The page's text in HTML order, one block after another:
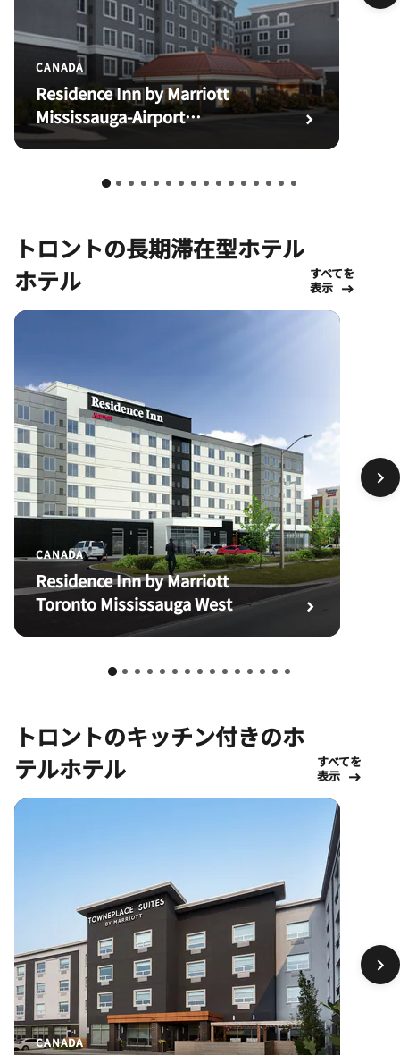
CANADA
Residence Inn by Marriott
Mississauga-Airport
Corporate Centre West
トロントの長期滞在型ホテル
ホテル
すべてを
表示
CANADA
Residence Inn by Marriott
Toronto Mississauga West
トロントのキッチン付きのホ
テルホテル
すべてを
表示
CANADA